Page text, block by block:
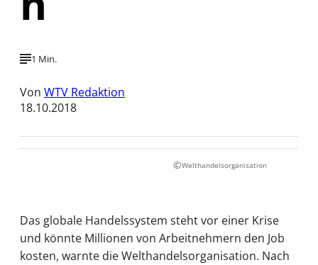
1 Min.
Von WTV Redaktion
18.10.2018
©Welthandelsorganisation
Das globale Handelssystem steht vor einer Krise
und könnte Millionen von Arbeitnehmern den Job
kosten, warnte die Welthandelsorganisation. Nach